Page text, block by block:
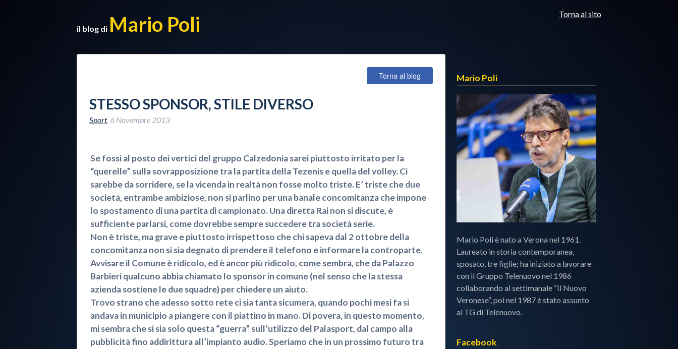
il blog di Mario Poli Torna al sito
Torna al blog
STESSO SPONSOR, STILE DIVERSO
Sport, 6 Novembre 2013
Se fossi al posto dei vertici del gruppo Calzedonia sarei piuttosto irritato per la
“querelle” sulla sovrapposizione tra la partita della Tezenis e quella del volley. Ci
sarebbe da sorridere, se la vicenda in realtà non fosse molto triste. E’ triste che due
società, entrambe ambiziose, non si parlino per una banale concomitanza che impone
lo spostamento di una partita di campionato. Una diretta Rai non si discute, è
sufficiente parlarsi, come dovrebbe sempre succedere tra società serie.
Non è triste, ma grave e piuttosto irrispettoso che chi sapeva dal 2 ottobre della
concomitanza non si sia degnato di prendere il telefono e informare la controparte.
Avvisare il Comune è ridicolo, ed è ancor più ridicolo, come sembra, che da Palazzo
Barbieri qualcuno abbia chiamato lo sponsor in comune (nel senso che la stessa
azienda sostiene le due squadre) per chiedere un aiuto.
Trovo strano che adesso sotto rete ci sia tanta sicumera, quando pochi mesi fa si
andava in municipio a piangere con il piattino in mano. Di povera, in questo momento,
mi sembra che si sia solo questa “guerra” sull’utilizzo del Palasport, dal campo alla
pubblicità fino addirittura all’impianto audio. Speriamo che in un prossimo futuro tra
Mario Poli
Mario Poli è nato a Verona nel 1961.
Laureato in storia contemporanea,
sposato, tre figlie; ha iniziato a lavorare
con il Gruppo Telenuovo nel 1986
collaborando al settimanale “Il Nuovo
Veronese”, poi nel 1987 è stato assunto
al TG di Telenuovo.
Facebook